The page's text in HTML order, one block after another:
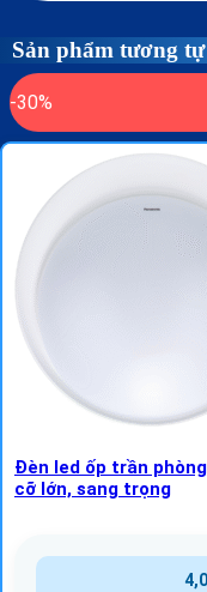
Sản phẩm tương tự
-30%
Đèn led ốp trần
cỡ lớn, sang trọng